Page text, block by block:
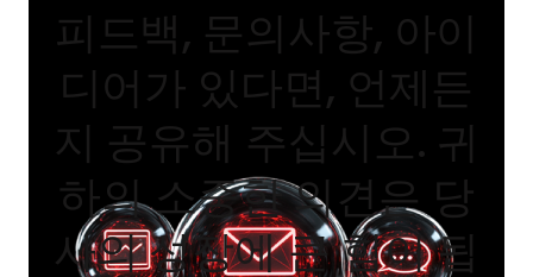
피드백, 문의사항, 아이
디어가 있다면, 언제든
지 공유해 주십시오. 귀
하의 소중한 의견은 당
사의 성장에 큰 힘이 됩